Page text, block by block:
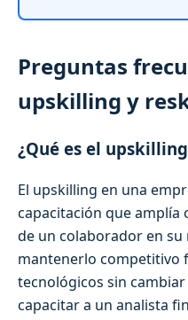
Preguntas
upskilling y
¿Qué es el
El upskilling en una
capacitación que amplía
de un colaborador en su
mantenerlo competitivo
tecnológicos sin
capacitar a un analista